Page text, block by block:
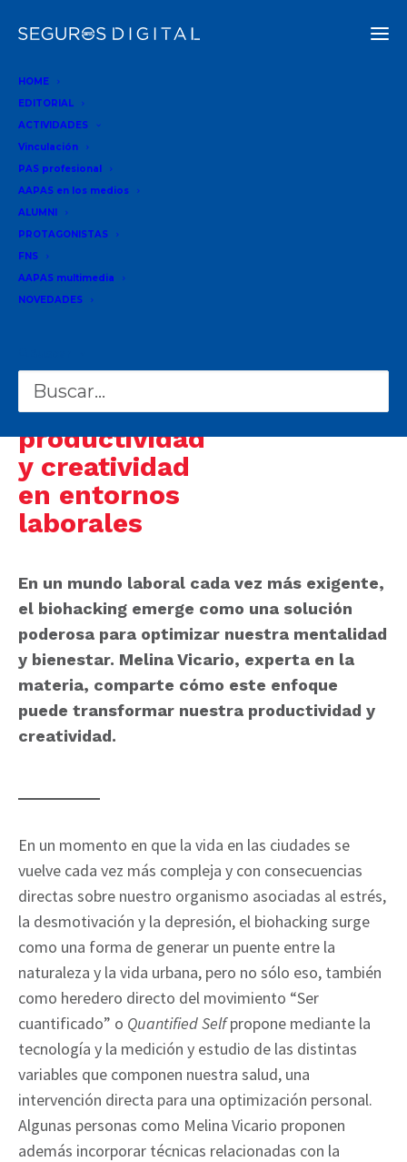
HOME
EDITORIAL
ACTIVIDADES
Vinculación
PAS profesional
AAPAS en los medios
ALUMNI
PROTAGONISTAS
FNS
AAPAS multimedia
NOVEDADES
ACTUALIDAD
27-03-2025 • 12 MINUTOS
Entrevista
con Melina
Vicario:
puede
impulsar la
productividad
y creatividad
en entornos
laborales
En un mundo laboral cada vez más exigente,
el biohacking emerge como una solución
poderosa para optimizar nuestra mentalidad
y bienestar. Melina Vicario, experta en la
materia, comparte cómo este enfoque
puede transformar nuestra productividad y
creatividad.
En un momento en que la vida en las ciudades se
vuelve cada vez más compleja y con consecuencias
directas sobre nuestro organismo asociadas al estrés,
la desmotivación y la depresión, el biohacking surge
como una forma de generar un puente entre la
naturaleza y la vida urbana, pero no sólo eso, también
como heredero directo del movimiento “Ser
cuantificado” o Quantified Selfpropone mediante la
tecnología y la medición y estudio de las distintas
variables que componen nuestra salud, una
intervención directa para una optimización personal.
Algunas personas como Melina Vicario proponen
además incorporar técnicas relacionadas con la